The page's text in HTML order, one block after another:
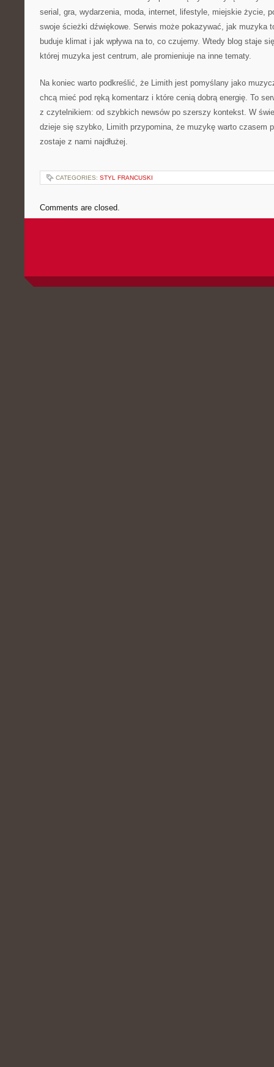
serial, gra, wydarzenia, moda, internet, lifestyle, miejskie życie,
swoje ścieżki dźwiękowe. Serwis może pokazywać, jak muzyka
buduje klimat i jak wpływa na to, co czujemy. Wtedy blog staje
której muzyka jest centrum, ale promieniuje na inne tematy.
Na koniec warto podkreślić, że Limith jest pomyślany jako
chcą mieć pod ręką komentarz i które cenią dobrą energię. To
z czytelnikiem: od szybkich newsów po szerszy kontekst. W
dzieje się szybko, Limith przypomina, że muzykę warto czasem
zostaje z nami najdłużej.
CATEGORIES: STYL FRANCUSKI
Comments are closed.